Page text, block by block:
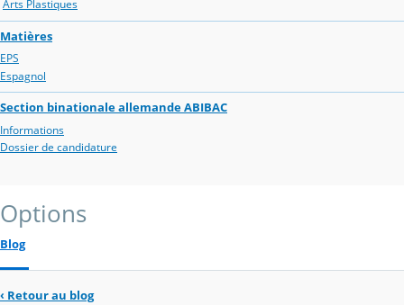
Arts Plastiques
Matières
EPS
Espagnol
Section binationale allemande ABIBAC
Informations
Dossier de candidature
Options
Blog
‹ Retour au blog